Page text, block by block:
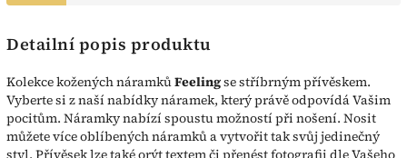
Detailní popis produktu
Kolekce kožených náramkůFeelingse stříbrným přívěskem.
Vyberte si z naší nabídky náramek, který právě odpovídá Vašim
pocitům. Náramky nabízí spoustu možností při nošení. Nosit
můžete více oblíbených náramků a vytvořit tak svůj jedinečný
styl. Přívěsek lze také orýt textem či přenést fotografii dle Vašeho